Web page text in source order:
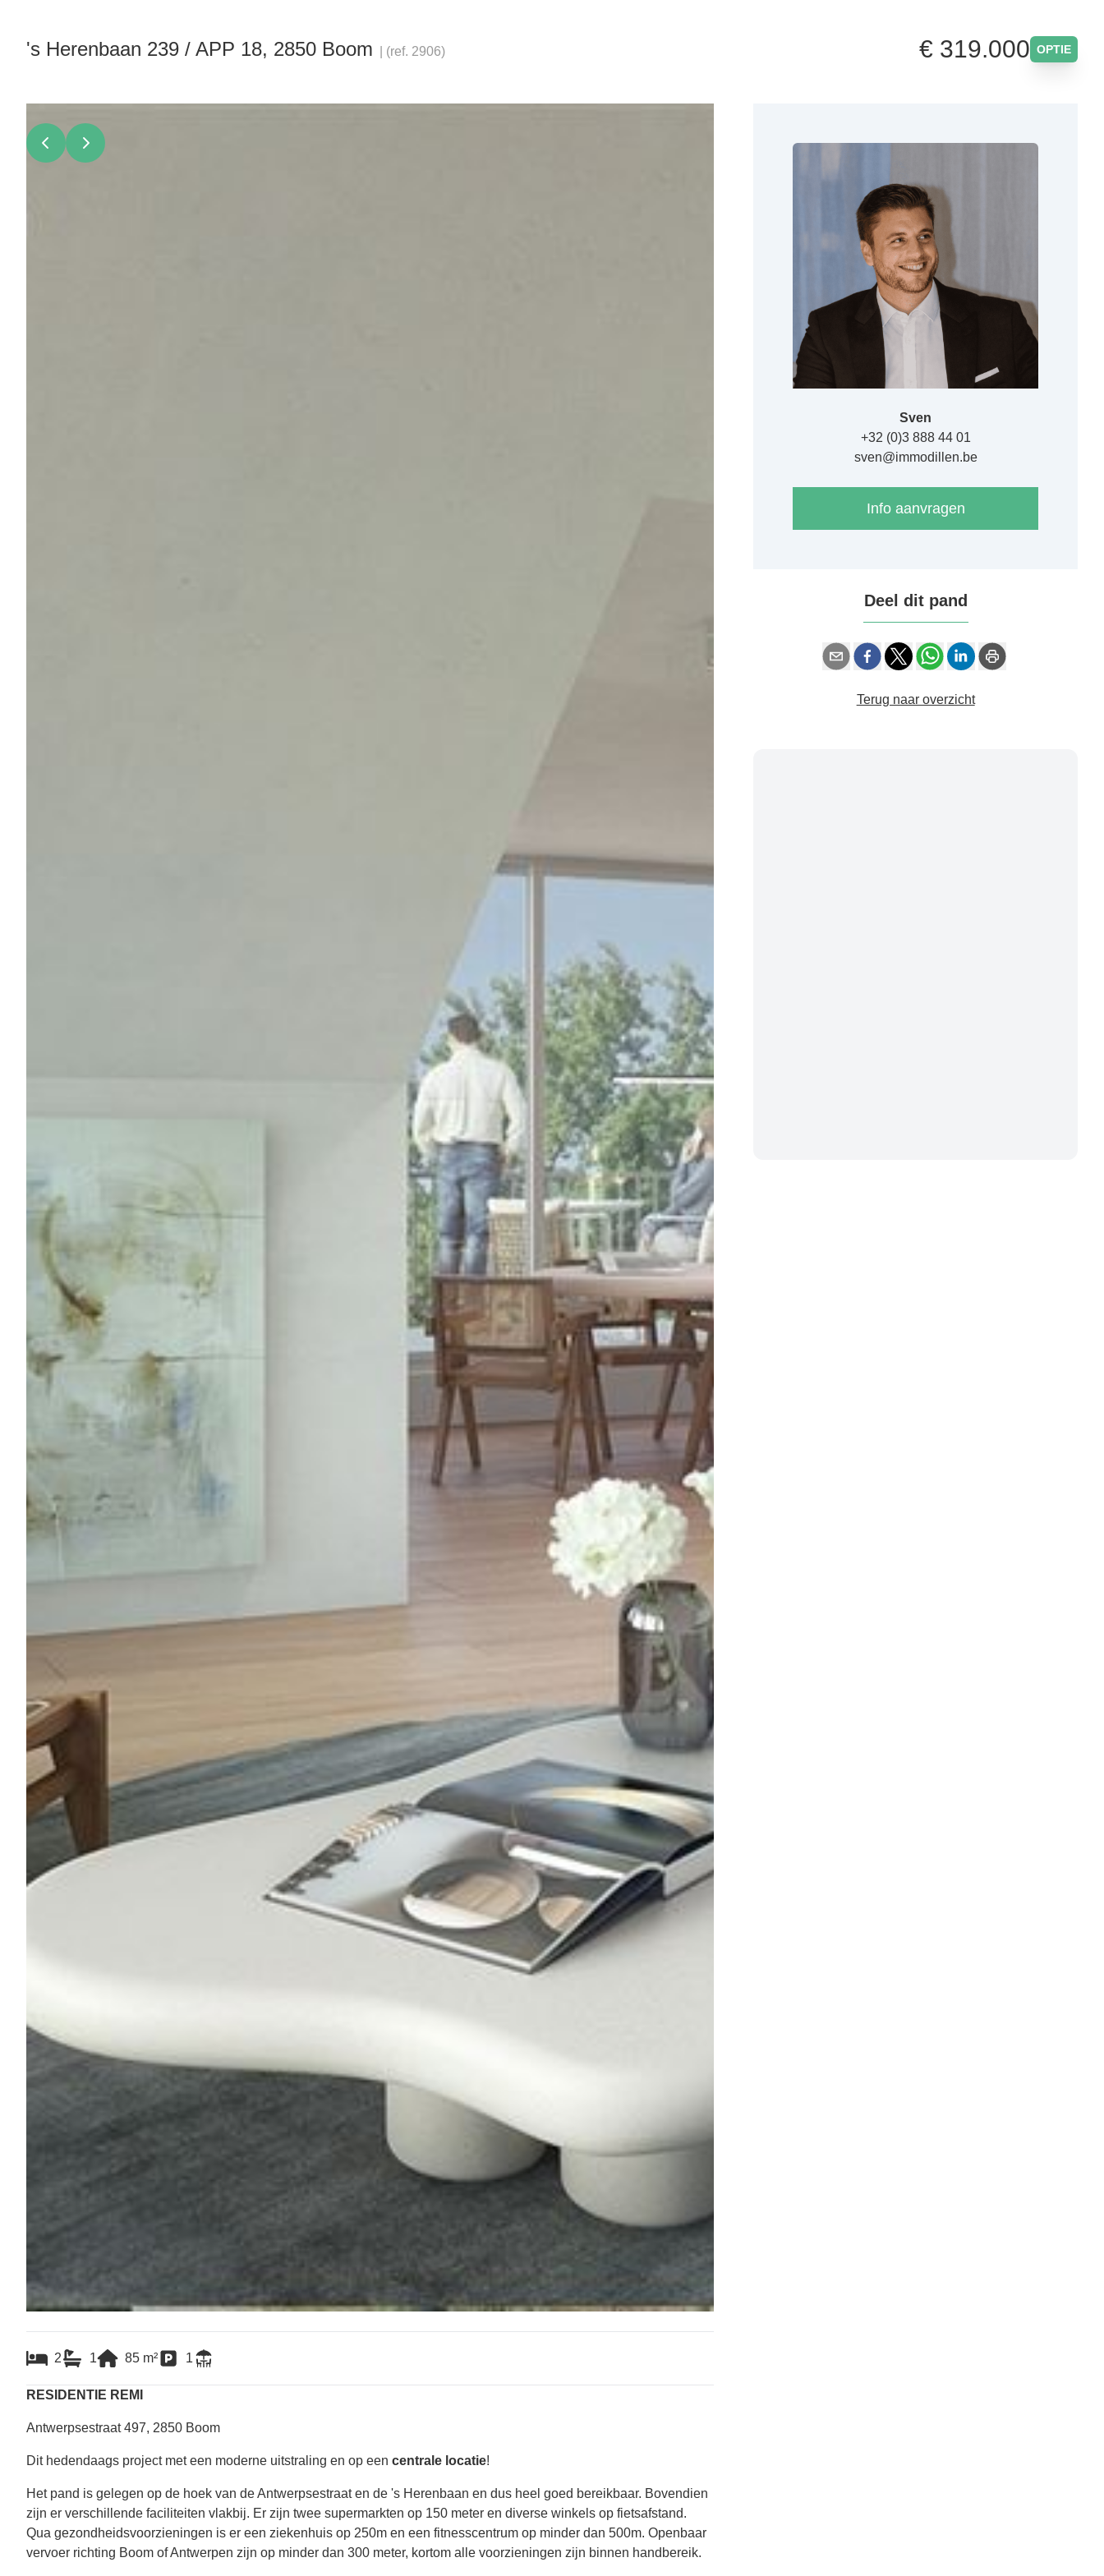
's Herenbaan 239 / APP 18, 2850 Boom (ref. 2906) € 319.000 OPTIE
2 1 85 m² 1
RESIDENTIE REMI
Antwerpsestraat 497, 2850 Boom
Dit hedendaags project met een moderne uitstraling en op een centrale locatie!
Het pand is gelegen op de hoek van de Antwerpsestraat en de 's Herenbaan en dus heel goed bereikbaar. Bovendien
zijn er verschillende faciliteiten vlakbij. Er zijn twee supermarkten op 150 meter en diverse winkels op fietsafstand.
Qua gezondheidsvoorzieningen is er een ziekenhuis op 250m en een fitnesscentrum op minder dan 500m. Openbaar
vervoer richting Boom of Antwerpen zijn op minder dan 300 meter, kortom alle voorzieningen zijn binnen handbereik.
Sven
+32 (0)3 888 44 01
sven@immodillen.be
Info aanvragen
Deel dit pand
Terug naar overzicht